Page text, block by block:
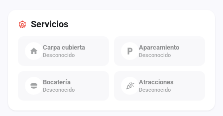
Servicios
Carpa cubierta
Desconocido
Aparcamiento
Desconocido
Bocatería
Desconocido
Atracciones
Desconocido